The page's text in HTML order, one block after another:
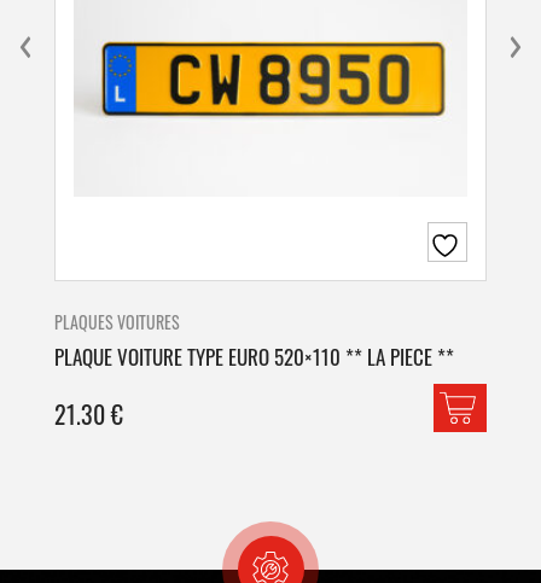
PLAQUES VOITURES
PLAQUE VOITURE TYPE EURO 520×110 ** LA PIECE **
21.30€